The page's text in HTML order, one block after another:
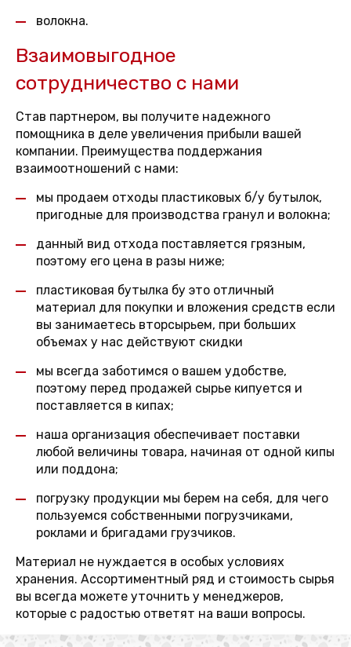
волокна.
Взаимовыгодное
сотрудничество с нами
Став партнером, вы получите надежного
помощника в деле увеличения прибыли вашей
компании. Преимущества поддержания
взаимоотношений с нами:
мы продаем отходы пластиковых б/у бутылок,
пригодные для производства гранул и волокна;
данный вид отхода поставляется грязным,
поэтому его цена в разы ниже;
пластиковая бутылка бу это отличный
материал для покупки и вложения средств если
вы занимаетесь вторсырьем, при больших
объемах у нас действуют скидки
мы всегда заботимся о вашем удобстве,
поэтому перед продажей сырье кипуется и
поставляется в кипах;
наша организация обеспечивает поставки
любой величины товара, начиная от одной кипы
или поддона;
погрузку продукции мы берем на себя, для чего
пользуемся собственными погрузчиками,
роклами и бригадами грузчиков.
Материал не нуждается в особых условиях
хранения. Ассортиментный ряд и стоимость сырья
вы всегда можете уточнить у менеджеров,
которые с радостью ответят на ваши вопросы.